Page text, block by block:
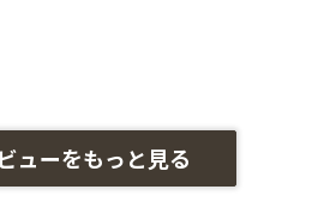
ューをもっと見る